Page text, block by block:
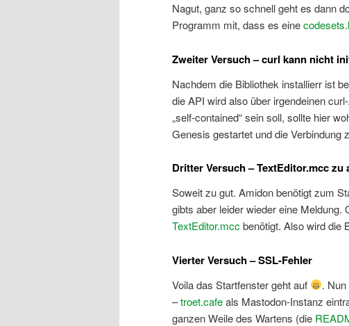
Nagut, ganz so schnell geht es dann
Programm mit, dass es eine
Zweiter Versuch – curl kann nicht
Nachdem die Bibliothek installierr ist
die API wird also über irgendeinen
„self-contained“ sein soll, sollte hier
Genesis gestartet und die Verbindung
Dritter Versuch – TextEditor.mcc zu
Soweit zu gut. Amidon benötigt zum
gibts aber leider wieder eine
TextEditor.mcc benötigt. Also wird die
Vierter Versuch – SSL-Fehler
Voila das Startfenster geht auf
.
–troet.cafeals Mastodon-Instanz
ganzen Weile des Wartens (die